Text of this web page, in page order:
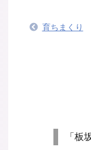
育ちまくり
「板